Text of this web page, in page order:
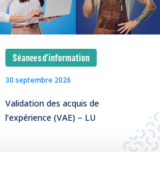
Séances d'information
30 septembre 2026
Validation des acquis de
l’expérience (VAE) – LU